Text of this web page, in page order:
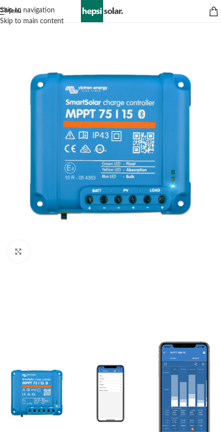
Skip to navigation
Skip to main content
Menü